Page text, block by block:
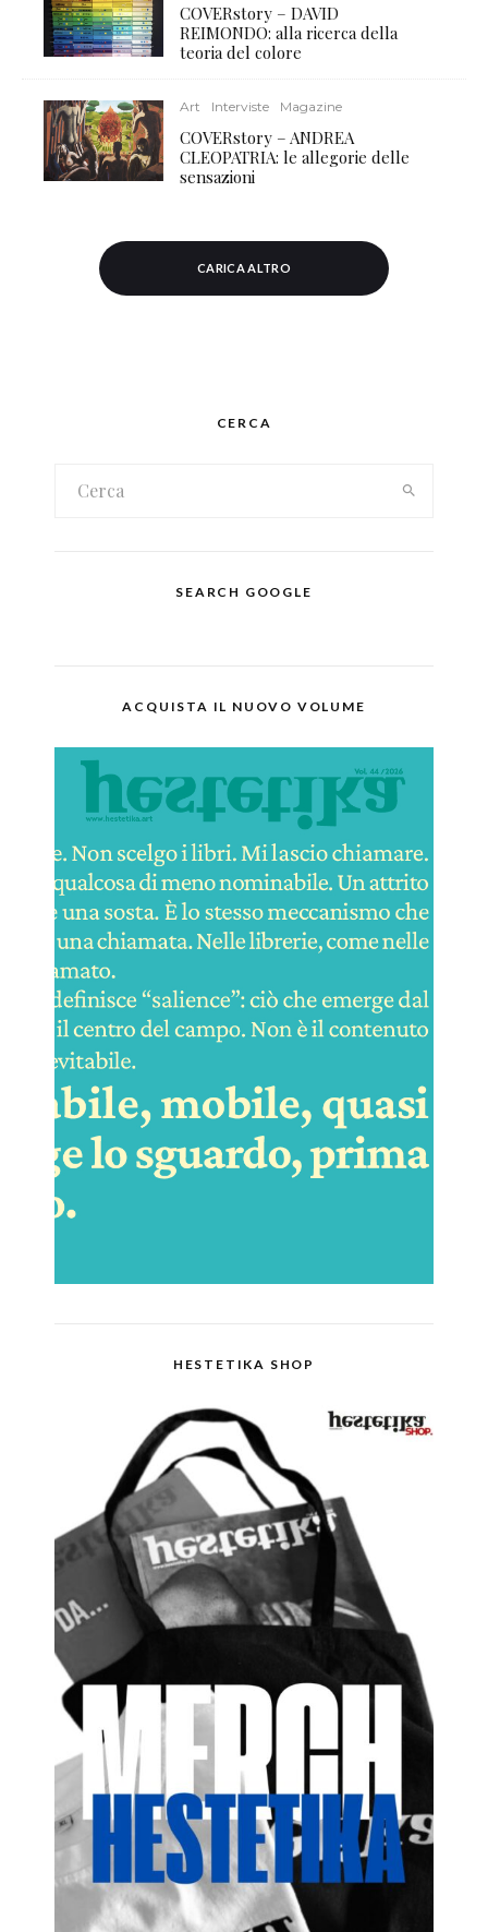
COVERstory – DAVID
REIMONDO: alla ricerca della
teoria del colore
Art Interviste Magazine
COVERstory – ANDREA
CLEOPATRIA: le allegorie delle
sensazioni
CARICA ALTRO
CERCA
SEARCH GOOGLE
ACQUISTA IL NUOVO VOLUME
HESTETIKA SHOP